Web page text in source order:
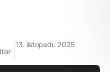
13. listopadu 2025